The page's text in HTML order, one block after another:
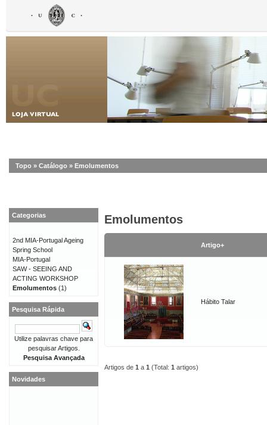
Topo » Catálogo » Emolumentos
Emolumentos
Artigo+
Hábito Talar
Artigos de 1 a 1 (Total: 1 artigos)
Categorias
2nd MIA-Portugal Ageing
Spring School
MIA-Portugal
SAW - SEEING AND
ACTING WORKSHOP
Emolumentos (1)
Pesquisa Rápida
Utilize palavras chave para
pesquisar Artigos.
Pesquisa Avançada
Novidades